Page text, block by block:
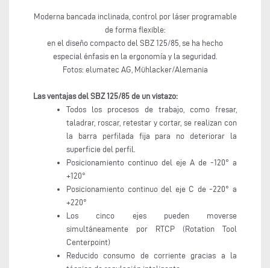
Moderna bancada inclinada, control por láser programable
de forma flexible:
en el diseño compacto del SBZ 125/85, se ha hecho
especial énfasis en la ergonomía y la seguridad.
Fotos: elumatec AG, Mühlacker/Alemania
Las ventajas del SBZ 125/85 de un vistazo:
Todos los procesos de trabajo, como fresar,
taladrar, roscar, retestar y cortar, se realizan con
la barra perfilada fija para no deteriorar la
superficie del perfil.
Posicionamiento continuo del eje A de -120° a
+120°
Posicionamiento continuo del eje C de -220° a
+220°
Los cinco ejes pueden moverse
simultáneamente por RTCP (Rotation Tool
Centerpoint)
Reducido consumo de corriente gracias a la